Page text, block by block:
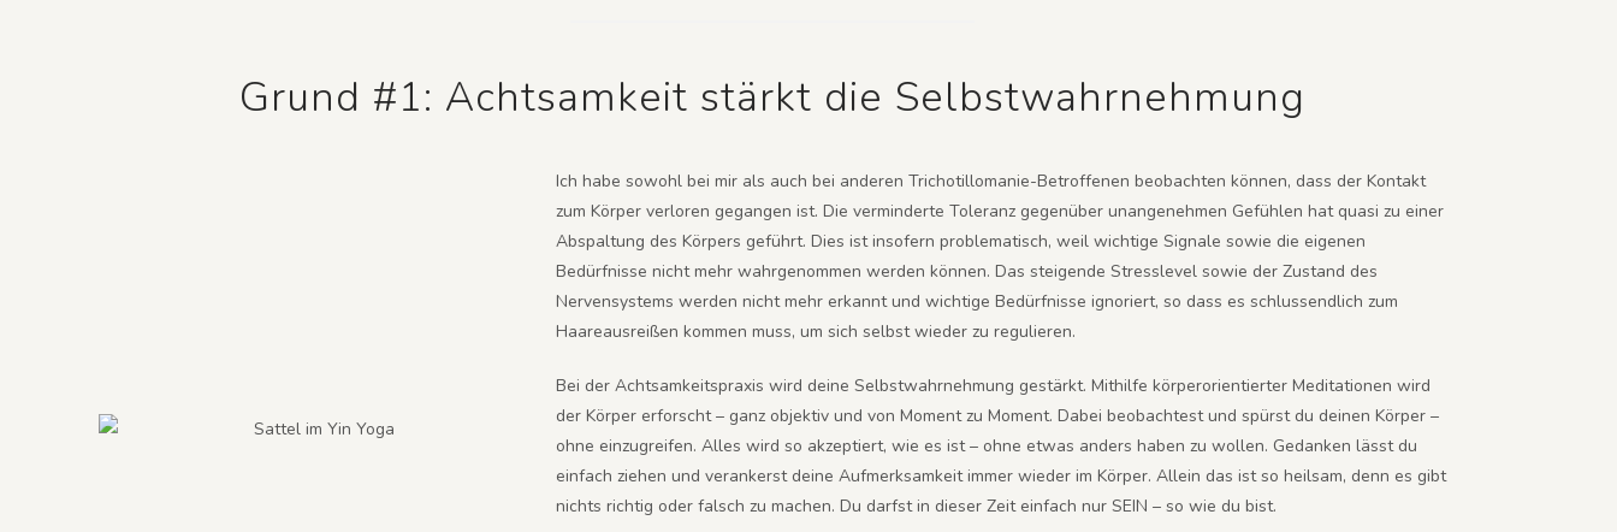
Grund #1: Achtsamkeit stärkt die Selbstwahrnehmung
Ich habe sowohl bei mir als auch bei anderen Trichotillomanie-Betroffenen beobachten können, dass der Kontakt
zum Körper verloren gegangen ist. Die verminderte Toleranz gegenüber unangenehmen Gefühlen hat quasi zu einer
Abspaltung des Körpers geführt. Dies ist insofern problematisch, weil wichtige Signale sowie die eigenen
Bedürfnisse nicht mehr wahrgenommen werden können. Das steigende Stresslevel sowie der Zustand des
Nervensystems werden nicht mehr erkannt und wichtige Bedürfnisse ignoriert, so dass es schlussendlich zum
Haareausreißen kommen muss, um sich selbst wieder zu regulieren.
Bei der Achtsamkeitspraxis wird deine Selbstwahrnehmung gestärkt. Mithilfe körperorientierter Meditationen wird
der Körper erforscht – ganz objektiv und von Moment zu Moment. Dabei beobachtest und spürst du deinen Körper –
ohne einzugreifen. Alles wird so akzeptiert, wie es ist – ohne etwas anders haben zu wollen. Gedanken lässt du
einfach ziehen und verankerst deine Aufmerksamkeit immer wieder im Körper. Allein das ist so heilsam, denn es gibt
nichts richtig oder falsch zu machen. Du darfst in dieser Zeit einfach nur SEIN – so wie du bist.